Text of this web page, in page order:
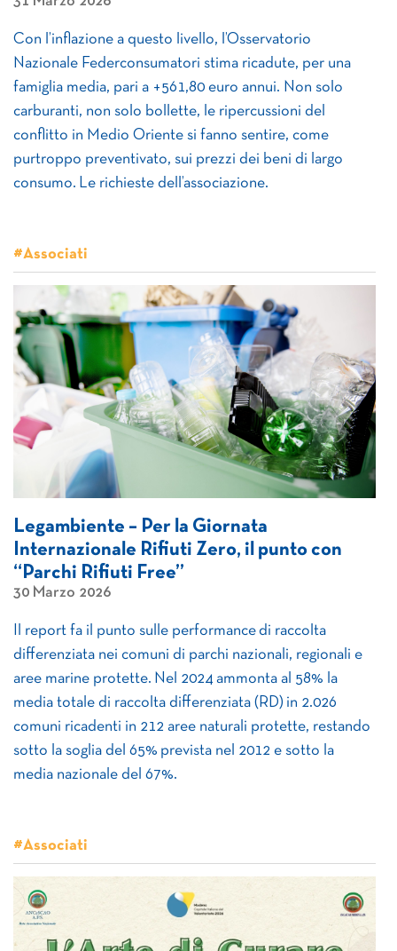
Con l’inflazione a questo livello, l’Osservatorio
Nazionale Federconsumatori stima ricadute, per una
famiglia media, pari a +561,80 euro annui. Non solo
carburanti, non solo bollette, le ripercussioni del
conflitto in Medio Oriente si fanno sentire, come
purtroppo preventivato, sui prezzi dei beni di largo
consumo. Le richieste dell’associazione.
#Associati
Legambiente – Per la Giornata
Internazionale Rifiuti Zero, il punto con
“Parchi Rifiuti Free”
30 Marzo 2026
Il report fa il punto sulle performance di raccolta
differenziata nei comuni di parchi nazionali, regionali e
aree marine protette. Nel 2024 ammonta al 58% la
media totale di raccolta differenziata (RD) in 2.026
comuni ricadenti in 212 aree naturali protette, restando
sotto la soglia del 65% prevista nel 2012 e sotto la
media nazionale del 67%.
#Associati